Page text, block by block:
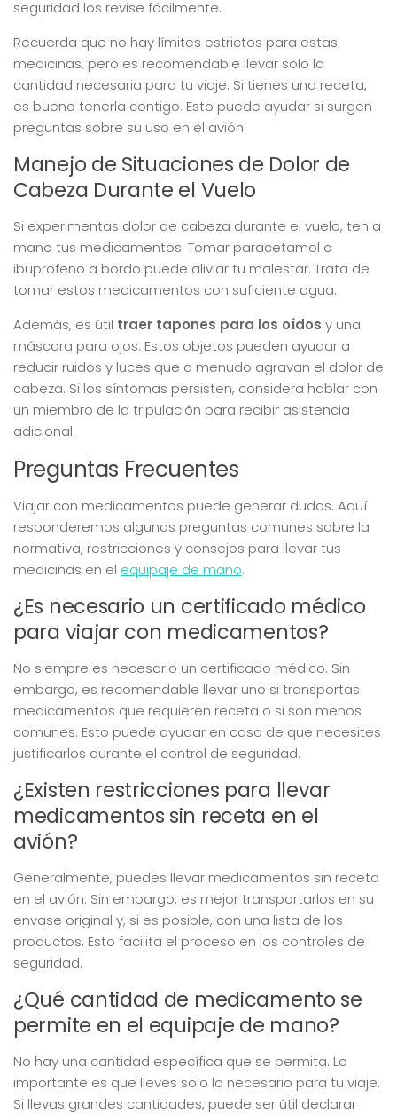
seguridad los revise fácilmente.
Recuerda que no hay límites estrictos para estas
medicinas, pero es recomendable llevar solo la
cantidad necesaria para tu viaje. Si tienes una receta,
es bueno tenerla contigo. Esto puede ayudar si surgen
preguntas sobre su uso en el avión.
Manejo de Situaciones de Dolor de
Cabeza Durante el Vuelo
Si experimentas dolor de cabeza durante el vuelo, ten a
mano tus medicamentos. Tomar paracetamol o
ibuprofeno a bordo puede aliviar tu malestar. Trata de
tomar estos medicamentos con suficiente agua.
Además, es útil traer tapones para los oídos y una
máscara para ojos. Estos objetos pueden ayudar a
reducir ruidos y luces que a menudo agravan el dolor de
cabeza. Si los síntomas persisten, considera hablar con
un miembro de la tripulación para recibir asistencia
adicional.
Preguntas Frecuentes
Viajar con medicamentos puede generar dudas. Aquí
responderemos algunas preguntas comunes sobre la
normativa, restricciones y consejos para llevar tus
medicinas en el equipaje de mano.
¿Es necesario un certificado médico
para viajar con medicamentos?
No siempre es necesario un certificado médico. Sin
embargo, es recomendable llevar uno si transportas
medicamentos que requieren receta o si son menos
comunes. Esto puede ayudar en caso de que necesites
justificarlos durante el control de seguridad.
¿Existen restricciones para llevar
medicamentos sin receta en el
avión?
Generalmente, puedes llevar medicamentos sin receta
en el avión. Sin embargo, es mejor transportarlos en su
envase original y, si es posible, con una lista de los
productos. Esto facilita el proceso en los controles de
seguridad.
¿Qué cantidad de medicamento se
permite en el equipaje de mano?
No hay una cantidad específica que se permita. Lo
importante es que lleves solo lo necesario para tu viaje.
Si llevas grandes cantidades, puede ser útil declarar